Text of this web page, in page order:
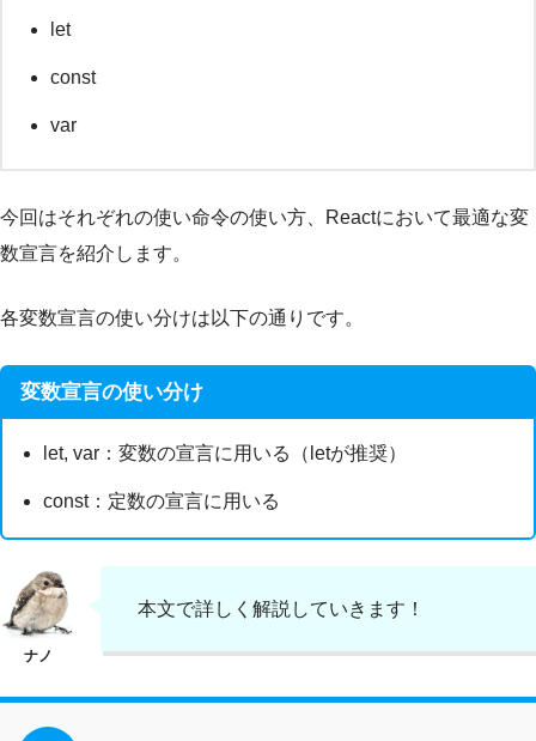
let
const
var
今回はそれぞれの使い命令の使い方、Reactにおいて最適な変
数宣言を紹介します。
各変数宣言の使い分けは以下の通りです。
変数宣言の使い分け
let, var：変数の宣言に用いる（letが推奨）
const：定数の宣言に用いる
本文で詳しく解説していきます！